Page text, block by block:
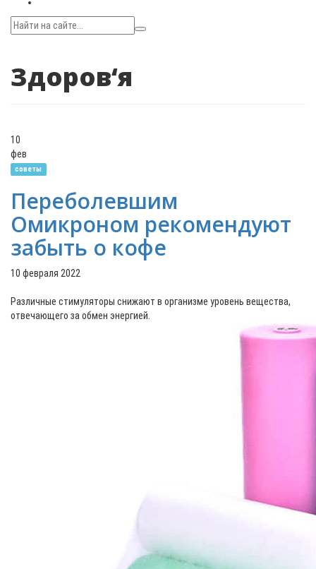
Здоров‘я
10
фев
советы
Переболевшим
Омикроном рекомендуют
забыть о кофе
10 февраля 2022
Различные стимуляторы снижают в организме уровень вещества,
отвечающего за обмен энергией.